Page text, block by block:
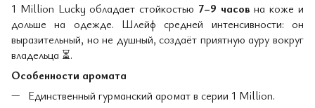
1 Million Lucky обладает стойкостью 7–9 часов на коже и
дольше на одежде. Шлейф средней интенсивности: он
выразительный, но не душный, создаёт приятную ауру вокруг
владельца ⏳.
Особенности аромата
Единственный гурманский аромат в серии 1 Million.